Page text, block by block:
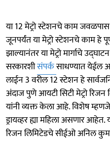
या 12 मेट्रो स्टेशनचे काम
जूनपर्यंत या मेट्रो स्टेशनचे काम हे
झाल्यानंतर या मेट्रो मार्गाचे
सरकारशीसंपर्कसाधण्यात येईल
लाईन 3 वरील 12 स्टेशन हे
अंदाज पुणे आयटी सिटी मेट्रो
यांनी व्यक्त केला आहे. विशेष म्हणजे
ड्रायव्हर ह्या महिला असणार
रिजन लिमिटेडचे सीईओ अनिल